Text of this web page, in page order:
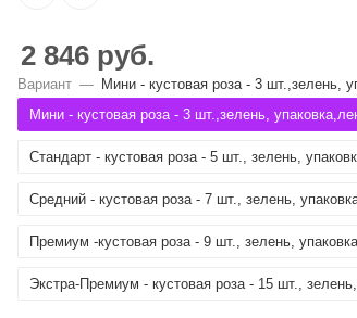
2 846 руб.
Вариант — Мини - кустовая роза - 3 шт.,зелень,
Мини - кустовая роза - 3 шт.,зелень,
Стандарт - кустовая роза - 5 шт., зелень,
Средний - кустовая роза - 7 шт., зелень,
Премиум -кустовая роза - 9 шт., зелень,
Экстра-Премиум - кустовая роза - 15 шт.,